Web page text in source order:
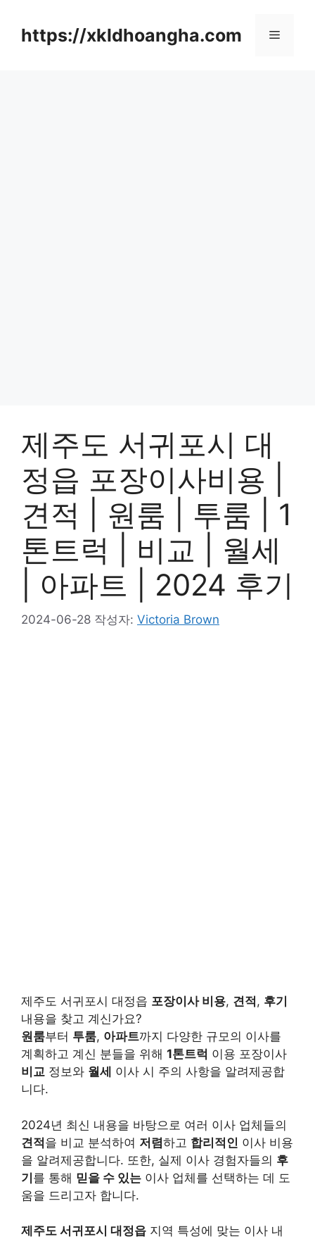
https://xkldhoangha.com 메
제주도 서귀포시 대
정읍 포장이사비용 |
견적 | 원룸 | 투룸 | 1
톤트럭 | 비교 | 월세
| 아파트 | 2024 후기
2024-06-28 작성자: Victoria Brown
제주도 서귀포시 대정읍 포장이사 비용, 견적 , 후기
내용을 찾고 계신가요?
원룸부터 투룸, 아파트까지 다양한 규모의 이사를
계획하고 계신 분들을 위해 1톤트럭 이용 포장이사
비교 정보와 월세 이사 시 주의 사항을 알려제공합
니다.
2024년 최신 내용을 바탕으로 여러 이사 업체들의
견적을 비교 분석하여 저렴하고 합리적인 이사 비용
을 알려제공합니다. 또한, 실제 이사 경험자들의 후
기를 통해 믿을 수 있는 이사 업체를 선택하는 데 도
움을 드리고자 합니다.
제주도 서귀포시 대정읍 지역 특성에 맞는 이사 내